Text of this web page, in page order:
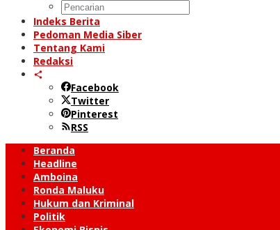
Indeks Berita
Pedoman Media Siber
Tentang Kami
Redaksi
Facebook
Twitter
Pinterest
RSS
Beranda
Headline
Amboina
Ronda Maluku
Hukum dan Kriminal
Politik